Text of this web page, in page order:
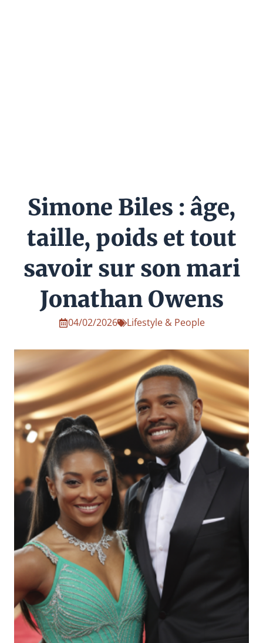
Simone Biles : âge,
taille, poids et tout
savoir sur son mari
Jonathan Owens
04/02/2026 Lifestyle & People